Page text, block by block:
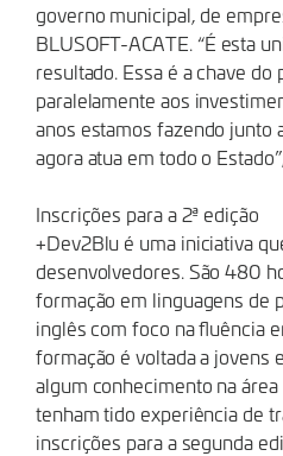
governo municipal, de
BLUSOFT-ACATE. “É esta
resultado. Essa é a chave
paralelamente aos
anos estamos fazendo junto
agora atua em todo o
Inscrições para a 2ª edição
+Dev2Blu é uma iniciativa
desenvolvedores. São 480
formação em linguagens de
inglês com foco na fluência
formação é voltada a jovens
algum conhecimento na
tenham tido experiência de
inscrições para a segunda